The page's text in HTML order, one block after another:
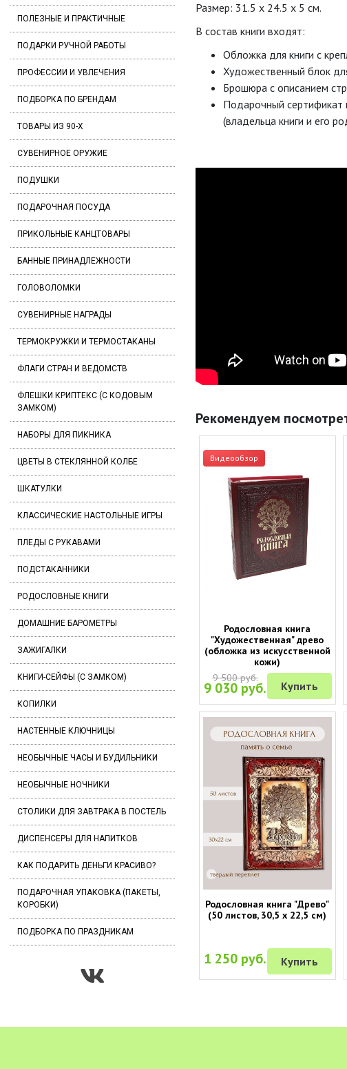
ПОЛЕЗНЫЕ И ПРАКТИЧНЫЕ
ПОДАРКИ РУЧНОЙ РАБОТЫ
ПРОФЕССИИ И УВЛЕЧЕНИЯ
ПОДБОРКА ПО БРЕНДАМ
ТОВАРЫ ИЗ 90-Х
СУВЕНИРНОЕ ОРУЖИЕ
ПОДУШКИ
ПОДАРОЧНАЯ ПОСУДА
ПРИКОЛЬНЫЕ КАНЦТОВАРЫ
БАННЫЕ ПРИНАДЛЕЖНОСТИ
ГОЛОВОЛОМКИ
СУВЕНИРНЫЕ НАГРАДЫ
ТЕРМОКРУЖКИ И ТЕРМОСТАКАНЫ
ФЛАГИ СТРАН И ВЕДОМСТВ
ФЛЕШКИ КРИПТЕКС (С КОДОВЫМ
ЗАМКОМ)
НАБОРЫ ДЛЯ ПИКНИКА
ЦВЕТЫ В СТЕКЛЯННОЙ КОЛБЕ
ШКАТУЛКИ
КЛАССИЧЕСКИЕ НАСТОЛЬНЫЕ ИГРЫ
ПЛЕДЫ С РУКАВАМИ
ПОДСТАКАННИКИ
РОДОСЛОВНЫЕ КНИГИ
ДОМАШНИЕ БАРОМЕТРЫ
ЗАЖИГАЛКИ
КНИГИ-СЕЙФЫ (С ЗАМКОМ)
КОПИЛКИ
НАСТЕННЫЕ КЛЮЧНИЦЫ
НЕОБЫЧНЫЕ ЧАСЫ И БУДИЛЬНИКИ
НЕОБЫЧНЫЕ НОЧНИКИ
СТОЛИКИ ДЛЯ ЗАВТРАКА В ПОСТЕЛЬ
ДИСПЕНСЕРЫ ДЛЯ НАПИТКОВ
КАК ПОДАРИТЬ ДЕНЬГИ КРАСИВО?
ПОДАРОЧНАЯ УПАКОВКА (ПАКЕТЫ,
КОРОБКИ)
ПОДБОРКА ПО ПРАЗДНИКАМ
Размер: 31.5 x 24.5 x 5 см.
В состав книги входят:
Обложка для книги с
Художественный блок
Брошюра с описанием
Подарочный сертификат
(владельца книги и его
Рекомендуем
Видеообзор
Родословная книга
"Художественная" древо
(обложка из искусственной
кожи)
9 500 руб.
9 030 руб. Купить
Родословная книга "Древо"
(50 листов, 30,5 х 22,5 см)
1 250 руб. Купить